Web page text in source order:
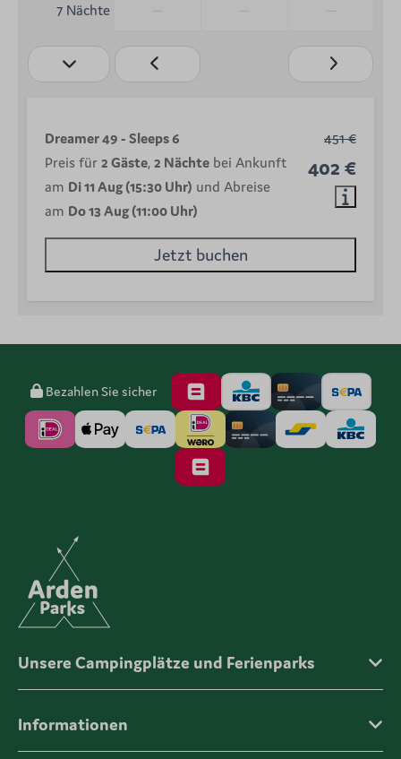
7 Nächte
451 €
402 €
Dreamer 49 - Sleeps 6
Preis für 2 Gäste, 2 Nächte bei Ankunft
am Di 11 Aug (15:30 Uhr) und Abreise
am Do 13 Aug (11:00 Uhr)
Jetzt buchen
Bezahlen Sie sicher
Unsere Campingplätze und Ferienparks
Informationen